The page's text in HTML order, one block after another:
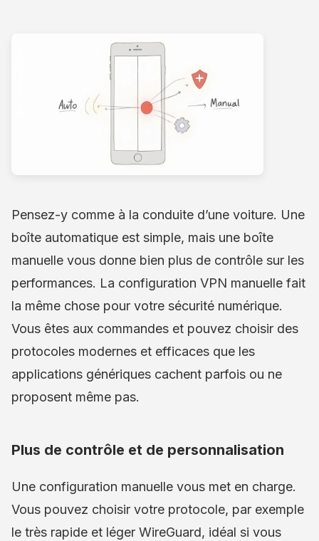
Pensez-y comme à la conduite d’une voiture. Une
boîte automatique est simple, mais une boîte
manuelle vous donne bien plus de contrôle sur les
performances. La configuration VPN manuelle fait
la même chose pour votre sécurité numérique.
Vous êtes aux commandes et pouvez choisir des
protocoles modernes et efficaces que les
applications génériques cachent parfois ou ne
proposent même pas.
Plus de contrôle et de personnalisation
Une configuration manuelle vous met en charge.
Vous pouvez choisir votre protocole, par exemple
le très rapide et léger WireGuard, idéal si vous